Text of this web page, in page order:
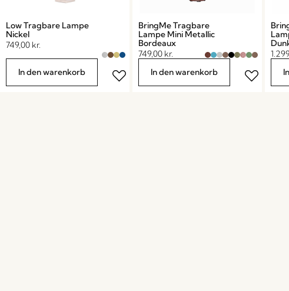
Low Tragbare Lampe
Nickel
749,00 kr.
In den warenkorb
BringMe Tragbare
Lampe Mini Metallic
Bordeaux
749,00 kr.
In den warenkorb